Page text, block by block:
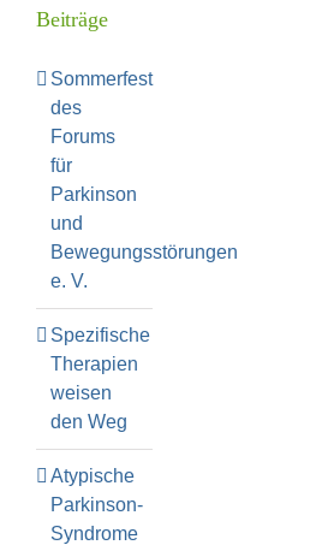
Beiträge
Sommerfest
des
Forums
für
Parkinson
und
Bewegungsstörungen
e. V.
Spezifische
Therapien
weisen
den Weg
Atypische
Parkinson-
Syndrome